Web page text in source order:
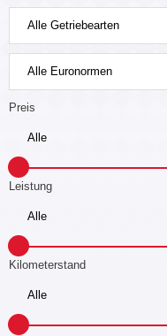
Alle Getriebearten
Alle Euronormen
Preis
Leistung
Kilometerstand